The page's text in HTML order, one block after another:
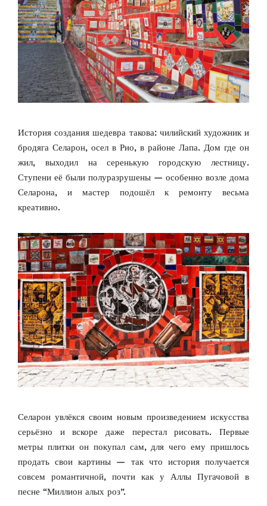
История создания шедевра такова: чилийский художник и
бродяга Селарон, осел в Рио, в районе Лапа. Дом где он
жил, выходил на серенькую городскую лестницу.
Ступени её были полуразрушены — особенно возле дома
Селарона, и мастер подошёл к ремонту весьма
креативно.
Селарон увлёкся своим новым произведением искусства
серьёзно и вскоре даже перестал рисовать. Первые
метры плитки он покупал сам, для чего ему пришлось
продать свои картины — так что история получается
совсем романтичной, почти как у Аллы Пугачовой в
песне “Миллион алых роз”.